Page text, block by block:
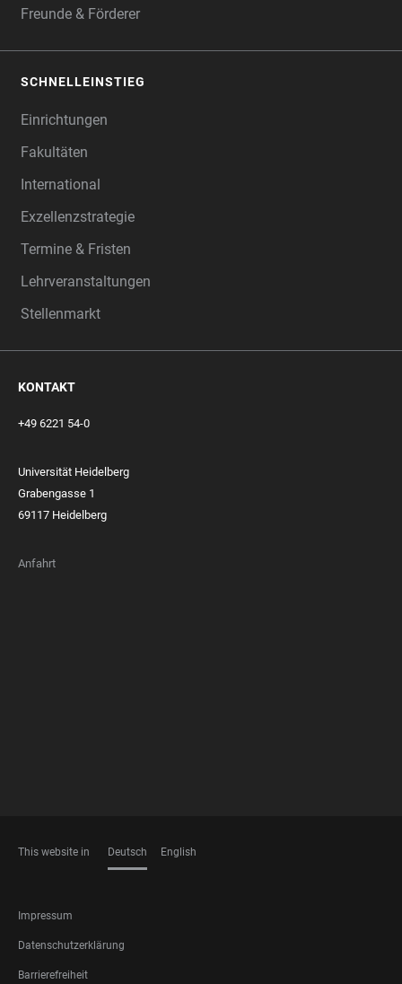
Freunde & Förderer
SCHNELLEINSTIEG
Einrichtungen
Fakultäten
International
Exzellenzstrategie
Termine & Fristen
Lehrveranstaltungen
Stellenmarkt
KONTAKT
+49 6221 54-0
Universität Heidelberg
Grabengasse 1
69117 Heidelberg
Anfahrt
This website in Deutsch English
FOOTER
LEGAL
Impressum
Datenschutzerklärung
Barrierefreiheit